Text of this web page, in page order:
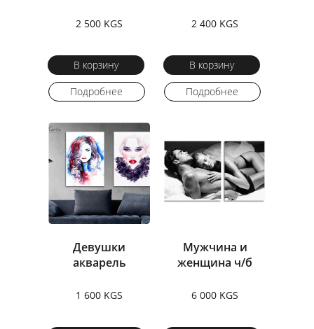
2 500 KGS
В корзину
Подробнее
2 400 KGS
В корзину
Подробнее
Девушки
акварель
1 600 KGS
Мужчина и
женщина ч/б
6 000 KGS